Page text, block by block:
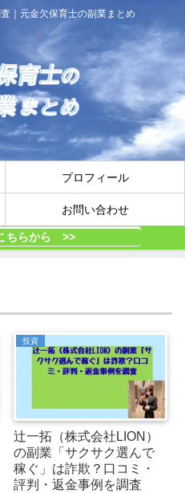
｜元金欠保育士の副業まとめ
プロフィール
お問い合わせ
ちらから >>
投資
辻一拓（株式会社LION）
の副業「サクサク選んで
稼ぐ」は詐欺？口コミ・
評判・返金事例を調査